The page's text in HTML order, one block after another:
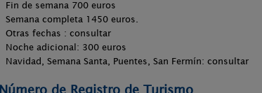
Fin de semana 700 euros
Semana completa 1450 euros.
Otras fechas : consultar
Noche adicional: 300 euros
Navidad, Semana Santa, Puentes, San Fermín: consultar
Número de Registro de Turismo